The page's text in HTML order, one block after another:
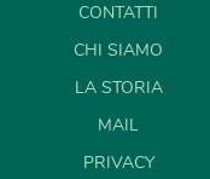
CONTATTI
CHI SIAMO
LA STORIA
MAIL
PRIVACY